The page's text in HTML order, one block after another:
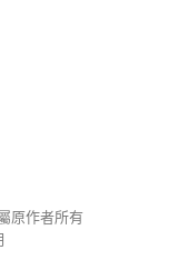
原作者所有